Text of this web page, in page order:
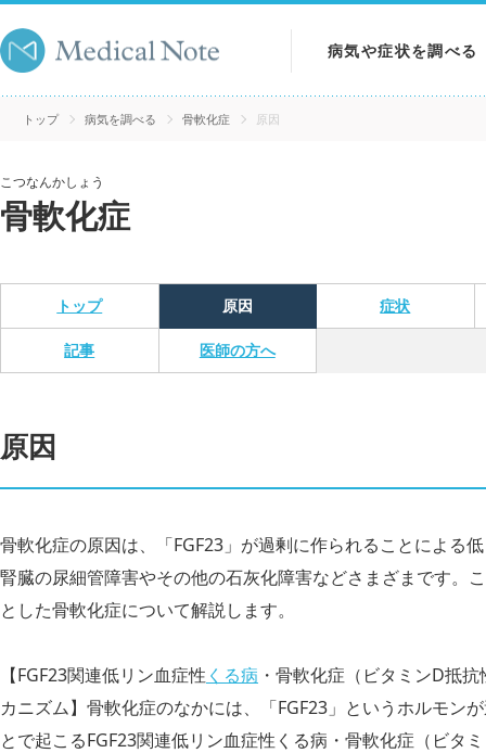
病気や症状を調べる
病気を調べる
トップ 病気を調べる 骨軟化症 原因
こつなんかしょう
骨軟化症
トップ 原因 症状
記事 医師の方へ
原因
骨軟化症の原因は、「FGF23」が過剰に作られることによる
腎臓の尿細管障害やその他の石灰化障害などさまざまです。
とした骨軟化症について解説します。
【FGF23関連低リン血症性 くる病 ・骨軟化症（ビタミンD抵
カニズム】骨軟化症のなかには、「FGF23」というホルモン
とで起こるFGF23関連低リン血症性くる病・骨軟化症（ビタ